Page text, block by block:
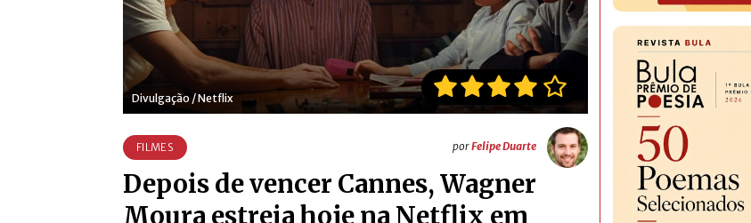
Divulgação / Netflix
FILMES porFelipe Duarte
Depois de vencer Cannes, Wagner
Moura estreia hoje na Netflix em